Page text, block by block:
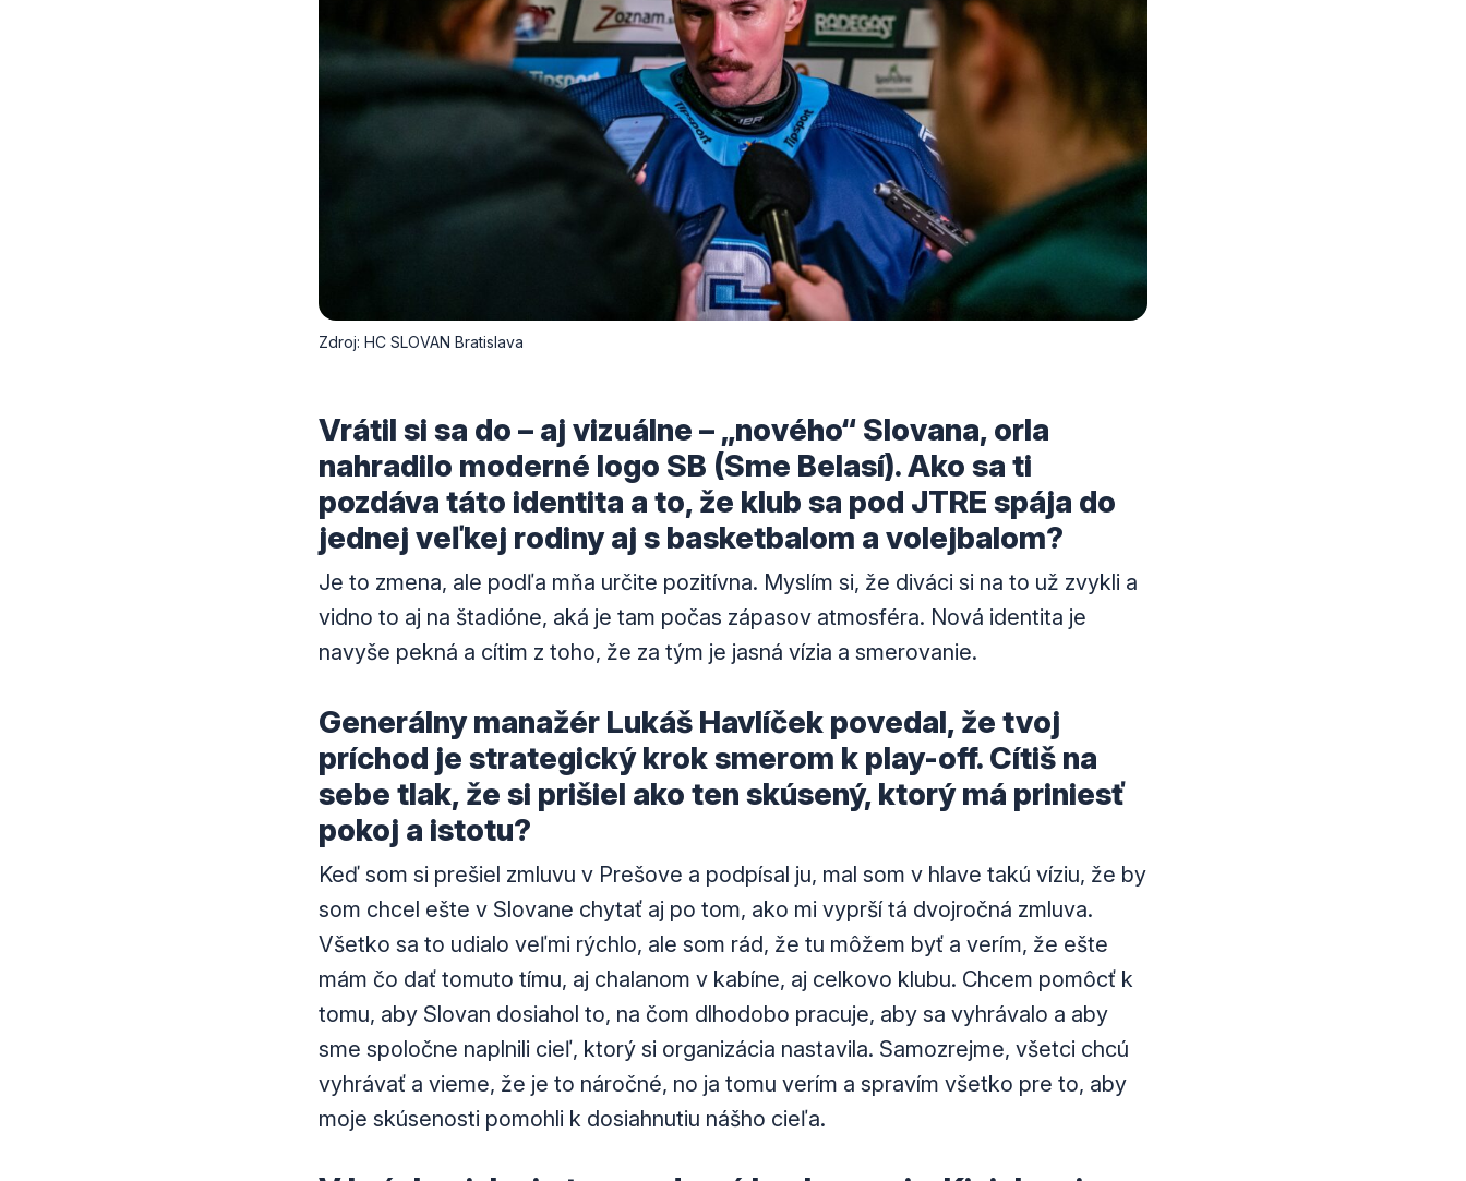
Zdroj: HC SLOVAN Bratislava
Vrátil si sa do – aj vizuálne – „nového“ Slovana, orla
nahradilo moderné logo SB (Sme Belasí). Ako sa ti
pozdáva táto identita a to, že klub sa pod JTRE spája do
jednej veľkej rodiny aj s basketbalom a volejbalom?
Je to zmena, ale podľa mňa určite pozitívna. Myslím si, že diváci si na to už zvykli a
vidno to aj na štadióne, aká je tam počas zápasov atmosféra. Nová identita je
navyše pekná a cítim z toho, že za tým je jasná vízia a smerovanie.
Generálny manažér Lukáš Havlíček povedal, že tvoj
príchod je strategický krok smerom k play-off. Cítiš na
sebe tlak, že si prišiel ako ten skúsený, ktorý má priniesť
pokoj a istotu?
Keď som si prešiel zmluvu v Prešove a podpísal ju, mal som v hlave takú víziu, že by
som chcel ešte v Slovane chytať aj po tom, ako mi vyprší tá dvojročná zmluva.
Všetko sa to udialo veľmi rýchlo, ale som rád, že tu môžem byť a verím, že ešte
mám čo dať tomuto tímu, aj chalanom v kabíne, aj celkovo klubu. Chcem pomôcť k
tomu, aby Slovan dosiahol to, na čom dlhodobo pracuje, aby sa vyhrávalo a aby
sme spoločne naplnili cieľ, ktorý si organizácia nastavila. Samozrejme, všetci chcú
vyhrávať a vieme, že je to náročné, no ja tomu verím a spravím všetko pre to, aby
moje skúsenosti pomohli k dosiahnutiu nášho cieľa.